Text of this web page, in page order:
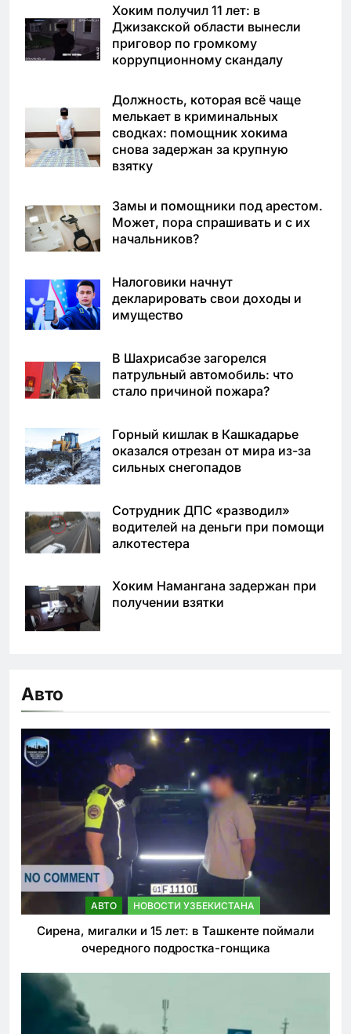
Хоким получил 11 лет: в
Джизакской области вынесли
приговор по громкому
коррупционному скандалу
Должность, которая всё чаще
мелькает в криминальных
сводках: помощник хокима
снова задержан за крупную
взятку
Замы и помощники под арестом.
Может, пора спрашивать и с их
начальников?
Налоговики начнут
декларировать свои доходы и
имущество
В Шахрисабзе загорелся
патрульный автомобиль: что
стало причиной пожара?
Горный кишлак в Кашкадарье
оказался отрезан от мира из-за
сильных снегопадов
Сотрудник ДПС «разводил»
водителей на деньги при помощи
алкотестера
Хоким Намангана задержан при
получении взятки
Авто
АВТО НОВОСТИ УЗБЕКИСТАНА
Сирена, мигалки и 15 лет: в Ташкенте поймали
очередного подростка-гонщика